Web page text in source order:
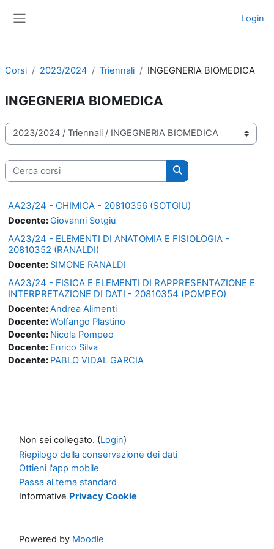
Login
Corsi 2023/2024 Triennali INGEGNERIA BIOMEDICA
INGEGNERIA BIOMEDICA
Categorie di corso
Cerca corsi
Cerca corsi
AA23/24 - CHIMICA - 20810356 (SOTGIU)
Docente:Giovanni Sotgiu
AA23/24 - ELEMENTI DI ANATOMIA E FISIOLOGIA -
20810352 (RANALDI)
Docente: SIMONE RANALDI
AA23/24 - FISICA E ELEMENTI DI RAPPRESENTAZIONE E
INTERPRETAZIONE DI DATI - 20810354 (POMPEO)
Docente:Andrea Alimenti
Docente:Wolfango Plastino
Docente: Nicola Pompeo
Docente: Enrico Silva
Docente: PABLO VIDAL GARCIA
Non sei collegato. (Login)
Riepilogo della conservazione dei dati
Ottieni l'app mobile
Passa al tema standard
Informative Privacy Cookie
Powered by Moodle